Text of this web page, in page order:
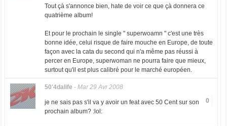
Tout çà s'annonce bien, hate de voir ce que çà donnera ce
quatrième album!
Et pour le prochain le single " superwoamn " c'est une très
bonne idée, celui risque de faire mouche en Europe, de toute
façon avec la cata du second qui n'a même pas réussi à
percer en Europe, superwoman ne pourra faire que mieux,
surtout qu'il est plus calibré pour le marché européen.
50'4dalife - Mar 29 Avr 2008
0
je ne sais pas s'il va y avoir un feat avec 50 Cent sur son
prochain album? :lol: